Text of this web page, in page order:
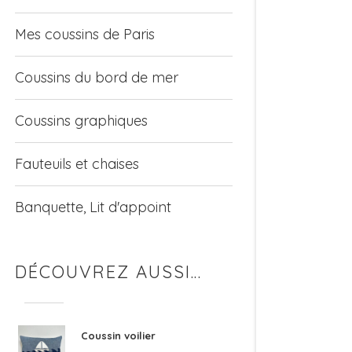
Mes coussins de Paris
Coussins du bord de mer
Coussins graphiques
Fauteuils et chaises
Banquette, Lit d'appoint
DÉCOUVREZ AUSSI…
Coussin voilier